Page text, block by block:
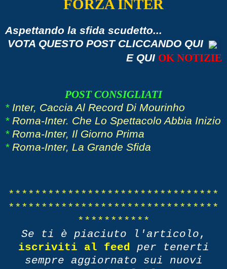
FORZA INTER
Aspettando la sfida scudetto...
VOTA QUESTO POST CLICCANDO QUI
E QUI OK NOTIZIE
POST CONSIGLIATI
* Inter, Caccia Al Record Di Mourinho
* Roma-Inter. Che Lo Spettacolo Abbia Inizio
* Roma-Inter, Il Giorno Prima
* Roma-Inter, La Grande Sfida
********************************
********************************
***********
Se ti è piaciuto l'articolo,
iscriviti al feed
per tenerti
sempre aggiornato sui nuovi